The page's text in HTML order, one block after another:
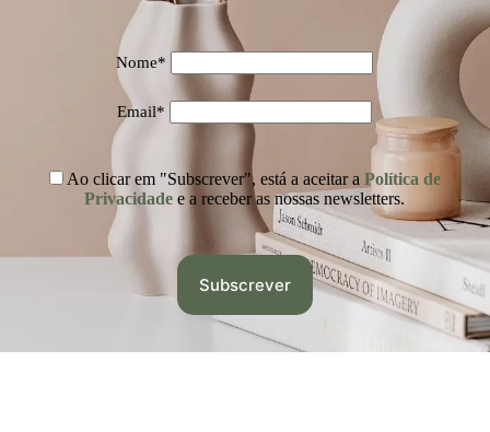
Nome*
Email*
Ao clicar em "Subscrever", está a aceitar a Política de
Privacidade e a receber as nossas newsletters.